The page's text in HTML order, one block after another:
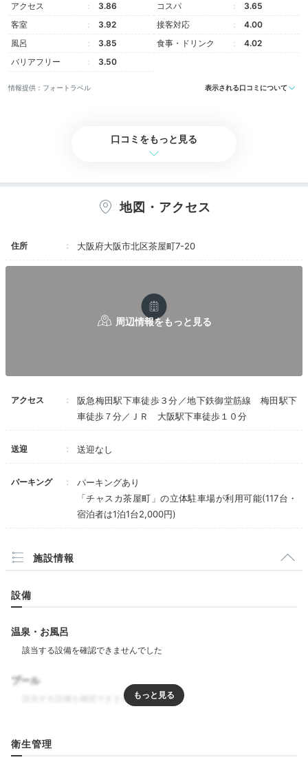
客室は白とベージュを基調とした「エヴァーホワイト」
や、クールなデザインの「ブラックティー」など全4タ
ジャグジー付きの最上階のお部屋に泊まりました。お部
屋が2つあり広々と使用できました。
新鮮野菜たっぷり
贅沢なディナーコース
館内のフレンチレストラン「レヨン」では、高級感が漂
う空間でディナーが楽しめます。国産牛やオマール海老
豊富です。
アクセス 3.86 コスパ
3.65
客室
3.92 接客対応
4.00
風呂
3.85 食事・ドリンク
4.02
バリアフリー
3.50
情報提供：フォートラベル 表示される口コミについて
口コミをもっと見る
地図・アクセス
住所 大阪府大阪市北区茶屋町7-20
アクセス
阪急梅田駅下車徒歩３分／地下鉄御堂筋線 梅田駅下
車徒歩７分／ＪＲ 大阪駅下車徒歩１０分
送迎 送迎なし
パーキング
パーキングあり
「チャスカ茶屋町」の立体駐車場が利用可能(117台・
宿泊者は1泊1台2,000円)
施設情報
設備
温泉・お風呂
プール
衛生管理